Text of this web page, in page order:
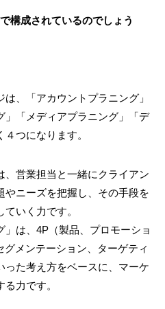
構成されているのでしょう
、「アカウントプラニング」
」「メディアプラニング」「デ
つになります。
、営業担当と一緒にクライアン
やニーズを把握し、その手段を
いく力です。
」は、4P（製品、プロモーショ
メンテーション、ターゲティ
った考え方をベースに、マーケ
力です。